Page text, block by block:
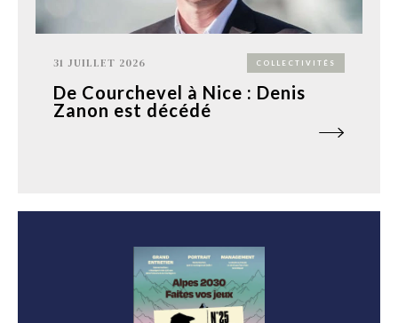
31 JUILLET 2026 COLLECTIVITÉS
De Courchevel à Nice : Denis
Zanon est décédé